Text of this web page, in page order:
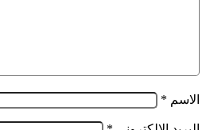
الاسم *